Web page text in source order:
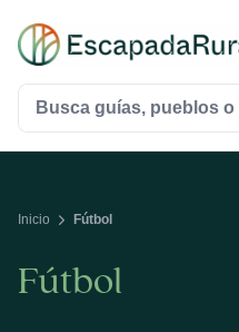
contenido
Buscar:
Inicio Fútbol
Fútbol